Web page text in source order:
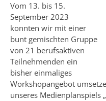
Vom 13. bis 15.
September 2023
konnten wir mit einer
bunt gemischten Gruppe
von 21 berufsaktiven
Teilnehmenden ein
bisher einmaliges
Workshopangebot
unseres Medienplanspiels